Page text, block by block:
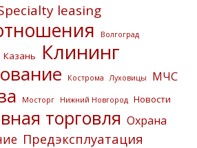
leasing
Волгоград
Казань Клининг
Кострома Луховицы МЧС
Мосторг Нижний Новгород Новости
торговля Охрана
Предэксплуатация